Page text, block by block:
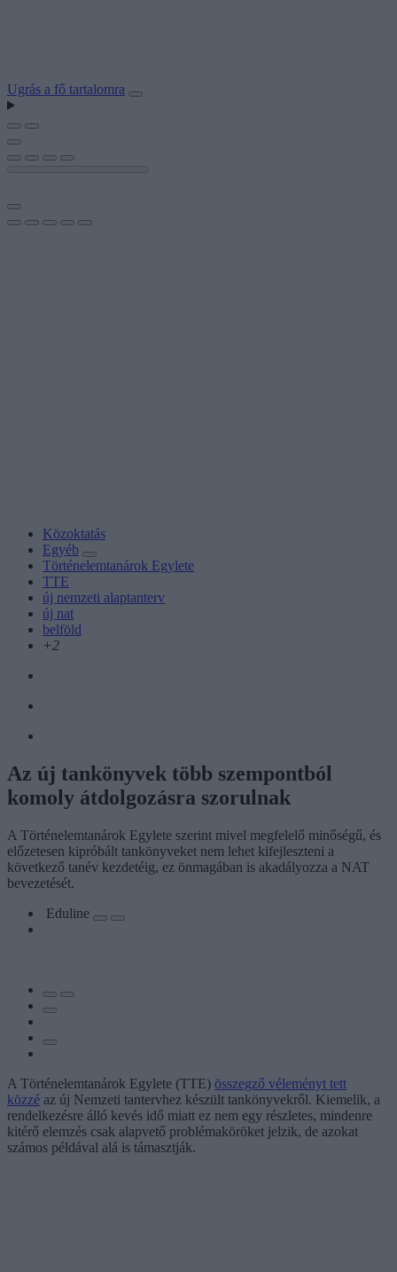
Ugrás a fő tartalomra
Közoktatás
Egyéb
Történelemtanárok Egylete
TTE
új nemzeti alaptanterv
új nat
belföld
+2
Az új tankönyvek több szempontból
komoly átdolgozásra szorulnak
A Történelemtanárok Egylete szerint mivel megfelelő minőségű, és
előzetesen kipróbált tankönyveket nem lehet kifejleszteni a
következő tanév kezdetéig, ez önmagában is akadályozza a NAT
bevezetését.
Eduline
A Történelemtanárok Egylete (TTE) összegző véleményt tett
közzé az új Nemzeti tantervhez készült tankönyvekről. Kiemelik, a
rendelkezésre álló kevés idő miatt ez nem egy részletes, mindenre
kitérő elemzés csak alapvető problémaköröket jelzik, de azokat
számos példával alá is támasztják.